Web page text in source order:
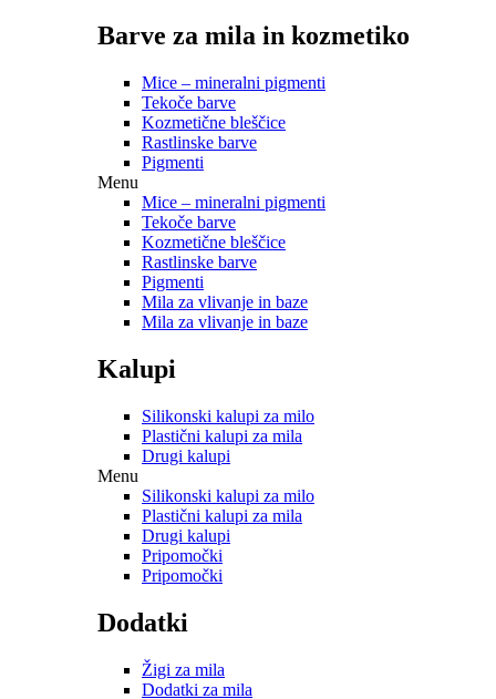
Barve za mila in kozmetiko
Mice – mineralni pigmenti
Tekoče barve
Kozmetične bleščice
Rastlinske barve
Pigmenti
Menu
Mice – mineralni pigmenti
Tekoče barve
Kozmetične bleščice
Rastlinske barve
Pigmenti
Mila za vlivanje in baze
Mila za vlivanje in baze
Kalupi
Silikonski kalupi za milo
Plastični kalupi za mila
Drugi kalupi
Menu
Silikonski kalupi za milo
Plastični kalupi za mila
Drugi kalupi
Pripomočki
Pripomočki
Dodatki
Žigi za mila
Dodatki za mila